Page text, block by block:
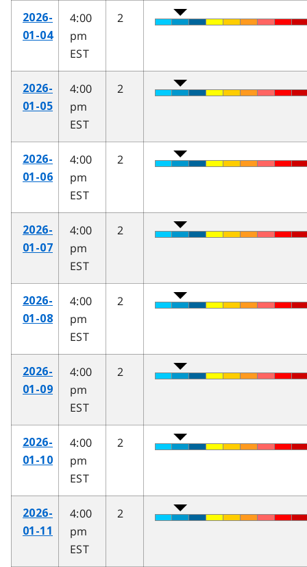
2026-
01-04
4:00
pm
EST
2
2026-
01-05
4:00
pm
EST
2
2026-
01-06
4:00
pm
EST
2
2026-
01-07
4:00
pm
EST
2
2026-
01-08
4:00
pm
EST
2
2026-
01-09
4:00
pm
EST
2
2026-
01-10
4:00
pm
EST
2
2026-
01-11
4:00
pm
EST
2